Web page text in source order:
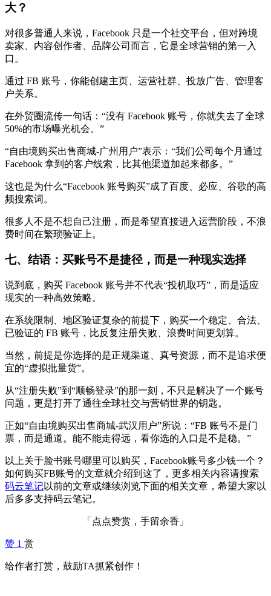
大？
对很多普通人来说，Facebook 只是一个社交平台，但对跨境
卖家、内容创作者、品牌公司而言，它是全球营销的第一入
口。
通过 FB 账号，你能创建主页、运营社群、投放广告、管理客
户关系。
在外贸圈流传一句话：“没有 Facebook 账号，你就失去了全球
50%的市场曝光机会。”
“自由境购买出售商城-广州用户”表示：“我们公司每个月通过
Facebook 拿到的客户线索，比其他渠道加起来都多。”
这也是为什么“Facebook 账号购买”成了百度、必应、谷歌的高
频搜索词。
很多人不是不想自己注册，而是希望直接进入运营阶段，不浪
费时间在繁琐验证上。
七、结语：买账号不是捷径，而是一种现实选择
说到底，购买 Facebook 账号并不代表“投机取巧”，而是适应
现实的一种高效策略。
在系统限制、地区验证复杂的前提下，购买一个稳定、合法、
已验证的 FB 账号，比反复注册失败、浪费时间更划算。
当然，前提是你选择的是正规渠道、真号资源，而不是追求便
宜的“虚拟批量货”。
从“注册失败”到“顺畅登录”的那一刻，不只是解决了一个账号
问题，更是打开了通往全球社交与营销世界的钥匙。
正如“自由境购买出售商城-武汉用户”所说：“FB 账号不是门
票，而是通道。能不能走得远，看你选的入口是不是稳。”
以上关于脸书账号哪里可以购买，Facebook账号多少钱一个？
如何购买FB账号的文章就介绍到这了，更多相关内容请搜索
码云笔记以前的文章或继续浏览下面的相关文章，希望大家以
后多多支持码云笔记。
「点点赞赏，手留余香」
赞 1 赏
给作者打赏，鼓励TA抓紧创作！